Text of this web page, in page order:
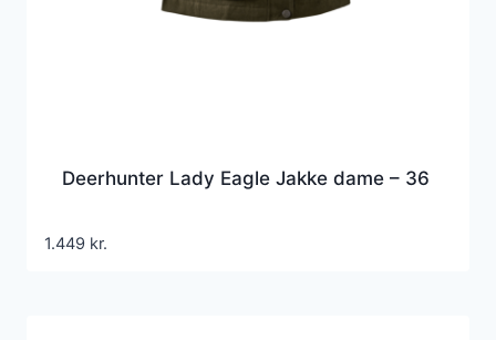
Deerhunter Lady Eagle Jakke dame – 36
1.449 kr.